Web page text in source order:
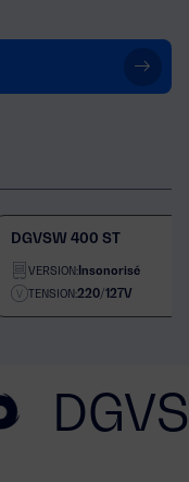
DGVSW 400 ST
VERSION:Insonorisé
TENSION:220/127V